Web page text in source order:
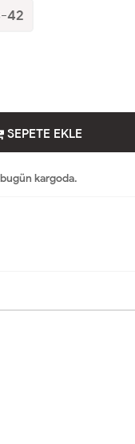
42
SEPETE EKLE
kargoda.